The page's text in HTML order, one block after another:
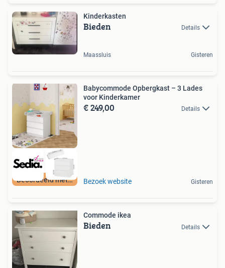
Kinderkasten
Bieden Details
Maassluis Gisteren
Beoordeeld met 9+
Babycommode Opbergkast – 3 Lades
voor Kinderkamer
€ 249,00 Details
Bezoek website Gisteren
Commode ikea
Bieden Details